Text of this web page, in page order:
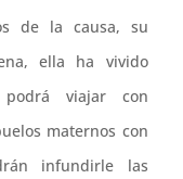
de la causa, su
ella ha vivido
viajar con
maternos con
infundirle las